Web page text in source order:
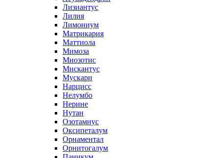
Лизиантус
Лилия
Лимониум
Матрикария
Маттиола
Мимоза
Миозотис
Мискантус
Мускари
Нарцисс
Нелумбо
Нерине
Нутан
Озотамнус
Оксипеталум
Орнаментал
Орнитогалум